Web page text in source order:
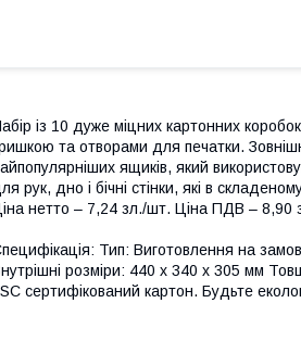
із 10 дуже міцних картонних
та отворами для печатки.
ящиків, який
рук, дно і бічні стінки, які в
нетто – 7,24 зл./шт. Ціна ПДВ – 8,90
Тип: Виготовлення на
розміри: 440 x 340 x 305 мм
сертифікований картон. Будьте